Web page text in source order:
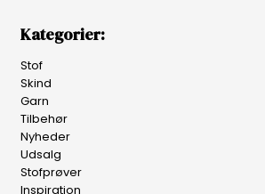
Kategorier:
Stof
Skind
Garn
Tilbehør
Nyheder
Udsalg
Stofprøver
Inspiration